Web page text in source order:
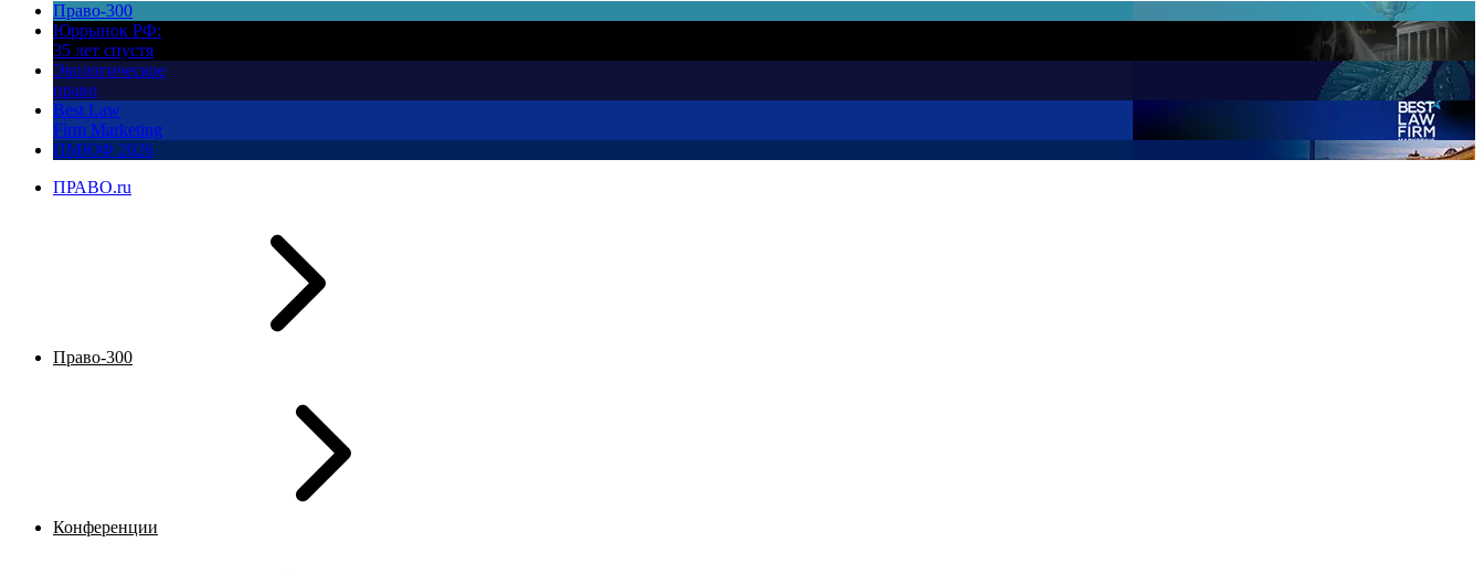
Право-300
Юррынок РФ:
35 лет спустя
Экологическое
право
Best Law
Firm Marketing
ПМЮФ 2026
ПРАВО.ru
Право-300
Конференции